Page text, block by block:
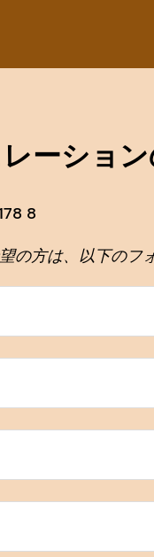
ーショ
8
の方は、以下のフ